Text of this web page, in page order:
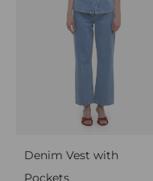
Denim Vest with
Pockets